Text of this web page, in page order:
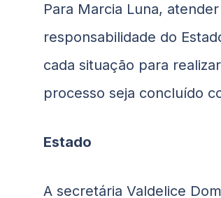
Para Marcia Luna,
responsabilidade do
cada situação para
processo seja concluído
Estado
A secretária Valdelice